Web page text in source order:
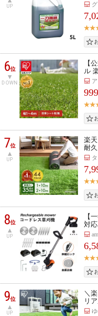
UP
6位
DOWN
【
ル
999
7位
UP
楽
耐
8位
UP
【
対
9位
UP
＼
リ